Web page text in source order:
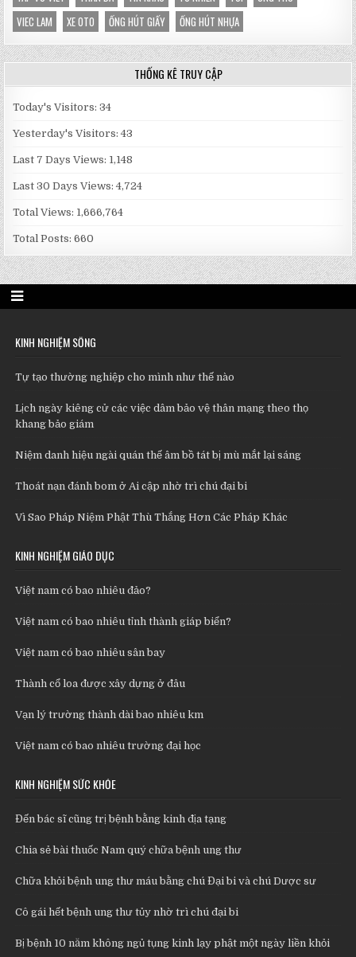
VIEC LAM
XE OTO ỐNG HÚT GIẤY ỐNG HÚT NHỰA
THỐNG KÊ TRUY CẬP
Today's Visitors:34
Yesterday's Visitors:43
Last 7 Days Views: 1,148
Last 30 Days Views:4,724
Total Views: 1,666,764
Total Posts:660
KINH NGHIỆM SỐNG
Tự tạo thường nghiệp cho mình như thế nào
Lịch ngày kiêng cử các việc dâm bảo vệ thân mạng theo thọ
khang bảo giám
Niệm danh hiệu ngài quán thế âm bồ tát bị mù mắt lại sáng
Thoát nạn đánh bom ở Ai cập nhờ trì chú đại bi
Vì Sao Pháp Niệm Phật Thù Thắng Hơn Các Pháp Khác
KINH NGHIỆM GIÁO DỤC
Việt nam có bao nhiêu đảo?
Việt nam có bao nhiêu tỉnh thành giáp biển?
Việt nam có bao nhiêu sân bay
Thành cổ loa được xây dựng ở đâu
Vạn lý trường thành dài bao nhiêu km
Việt nam có bao nhiêu trường đại học
KINH NGHIỆM SỨC KHỎE
Đến bác sĩ cũng trị bệnh bằng kinh địa tạng
Chia sẻ bài thuốc Nam quý chữa bệnh ung thư
Chữa khỏi bệnh ung thư máu bằng chú Đại bi và chú Dược sư
Cô gái hết bệnh ung thư tủy nhờ trì chú đại bi
Bị bệnh 10 năm không ngủ tụng kinh lạy phật một ngày liền khỏi